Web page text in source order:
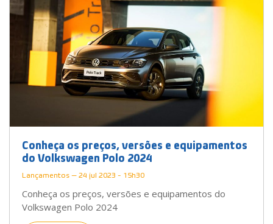
Conheça os preços, versões e equipamentos
do Volkswagen Polo 2024
Lançamentos — 24 jul 2023 - 15h30
Conheça os preços, versões e equipamentos do
Volkswagen Polo 2024